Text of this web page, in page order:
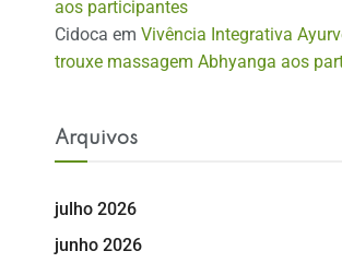
aos participantes
Cidoca em Vivência Integrativa
trouxe massagem Abhyanga aos
Arquivos
julho 2026
junho 2026